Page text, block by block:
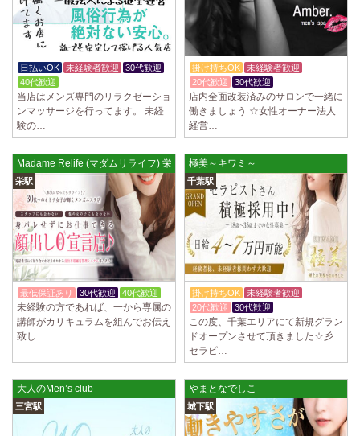
日払いOK 未経験者歓迎
30代歓迎
40代歓迎
当店はメンズ専門のリラクゼーショ
ンマッサージを行ってます。 未経
験の…
掛け持ちOK
未経験者歓迎
20代歓迎
30代歓迎
​店内全面改装済みのサロンで一緒に
働きましょう ☆女性オーナー法人
経営…
Madame Relife (マダムリライフ) 栄店
栄駅
最低保証あり 30代歓迎 40代歓迎
未経験の方であれば、一から専属の
講師がカリキュラムを組んでお伝え
致し…
極美～キワミ～
千葉駅
掛け持ちOK
未経験者歓迎
20代歓迎
30代歓迎
この度、千葉エリアにて新規グラン
ドオープンさせて頂きました☆彡
セラピ…
大人のMen’s club
三宮駅
やまとなでしこ
城下駅